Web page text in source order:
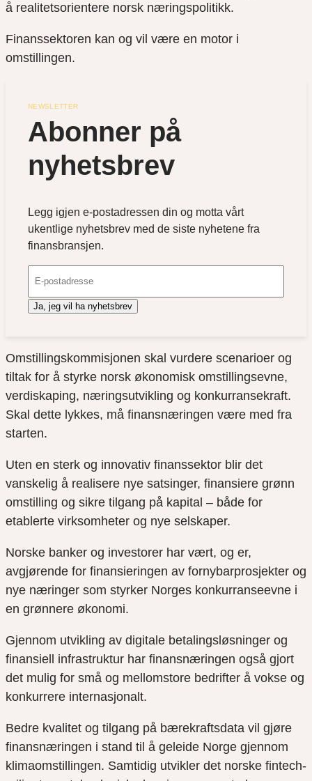
å realitetsorientere norsk næringspolitikk.
Finanssektoren kan og vil være en motor i
omstillingen.
NEWSLETTER
Abonner på
nyhetsbrev
Legg igjen e-postadressen din og motta vårt
ukentlige nyhetsbrev med de siste nyhetene fra
finansbransjen.
Ja, jeg vil ha nyhetsbrev
Omstillingskommisjonen skal vurdere scenarioer og
tiltak for å styrke norsk økonomisk omstillingsevne,
verdiskaping, næringsutvikling og konkurransekraft.
Skal dette lykkes, må finansnæringen være med fra
starten.
Uten en sterk og innovativ finanssektor blir det
vanskelig å realisere nye satsinger, finansiere grønn
omstilling og sikre tilgang på kapital – både for
etablerte virksomheter og nye selskaper.
Norske banker og investorer har vært, og er,
avgjørende for finansieringen av fornybarprosjekter og
nye næringer som styrker Norges konkurranseevne i
en grønnere økonomi.
Gjennom utvikling av digitale betalingsløsninger og
finansiell infrastruktur har finansnæringen også gjort
det mulig for små og mellomstore bedrifter å vokse og
konkurrere internasjonalt.
Bedre kvalitet og tilgang på bærekraftsdata vil gjøre
finansnæringen i stand til å geleide Norge gjennom
klimaomstillingen. Samtidig utvikler det norske fintech-